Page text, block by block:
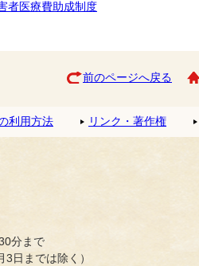
者医療費助成制度
前のページへ戻る
利用方法 リンク・著作権
分まで
日までは除く）